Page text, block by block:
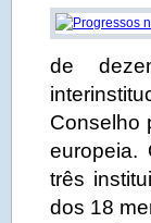
de
Conselho
europeia.
três
dos 18